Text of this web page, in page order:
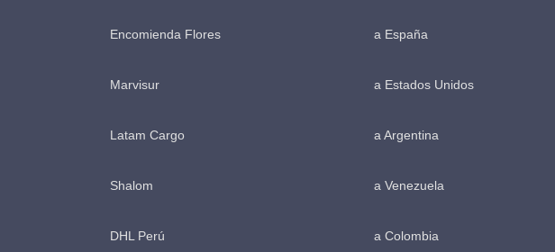
Encomienda Flores
Marvisur
Latam Cargo
Shalom
DHL Perú
a España
a Estados Unidos
a Argentina
a Venezuela
a Colombia